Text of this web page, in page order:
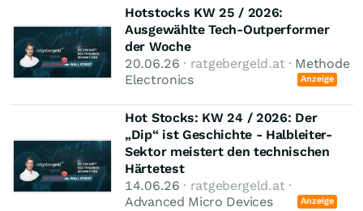
Hotstocks KW 25 / 2026:
Ausgewählte Tech-Outperformer
der Woche
20.06.26 · ratgebergeld.at · Methode
Electronics
Anzeige
Hot Stocks: KW 24 / 2026: Der
„Dip“ ist Geschichte - Halbleiter-
Sektor meistert den technischen
Härtetest
14.06.26 · ratgebergeld.at ·
Advanced Micro Devices
Anzeige